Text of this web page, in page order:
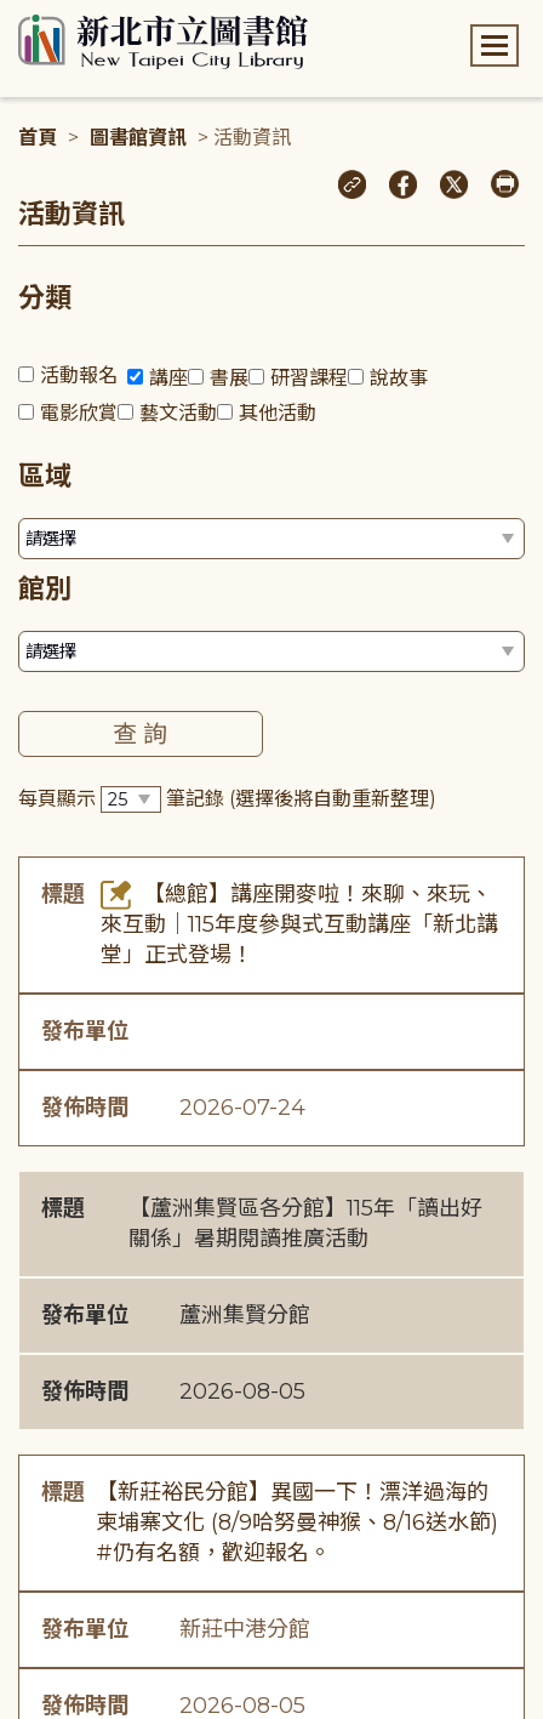
首頁 > 圖書館資訊 > 活動資訊
活動資訊
分類
活動報名 講座 書展 研習課程
說故事
電影欣賞
藝文活動 其他活動
區域
館別
每頁顯示 筆記錄 (選擇後將自動重新整理)
標題
【總館】講座開麥啦！來聊、來玩、
來互動｜115年度參與式互動講座「新北講
堂」正式登場！
發布單位
發佈時間 2026-07-24
標題
【蘆洲集賢區各分館】115年「讀出好
關係」暑期閱讀推廣活動
發布單位 蘆洲集賢分館
發佈時間 2026-08-05
標題
【新莊裕民分館】異國一下！漂洋過海的
柬埔寨文化 (8/9哈努曼神猴、8/16送水節)
#仍有名額，歡迎報名。
發布單位 新莊中港分館
發佈時間 2026-08-05